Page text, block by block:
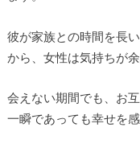
彼が家族との時間を長
から、女性は気持ちが
会えない期間でも、お
一瞬であっても幸せを